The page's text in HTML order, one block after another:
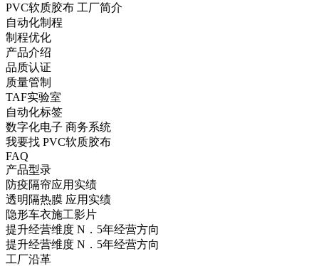
PVC软质胶布 工厂简介
自动化制程
制程优化
产品介绍
品质认证
质量管制
TAF实验室
自动化标签
数字化电子 商务系统
我要找 PVC软质胶布
FAQ
产品型录
防疫隔帘应用实绩
透明隔热膜 应用实绩
隐形车衣施工影片
提升经营维度 N．5年经营方向
提升经营维度 N．5年经营方向
工厂沿革